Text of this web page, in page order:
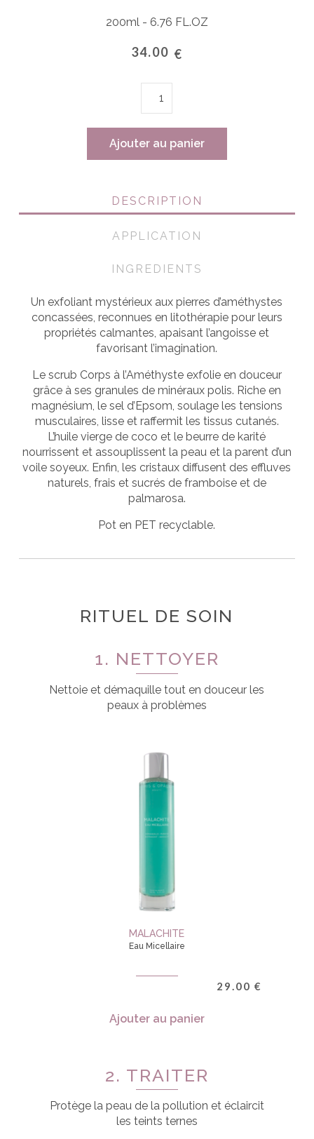
200ml - 6.76 FL.OZ
34.00 €
Ajouter au panier
DESCRIPTION
APPLICATION
INGREDIENTS
Un exfoliant mystérieux aux pierres d’améthystes
concassées, reconnues en litothérapie pour leurs
propriétés calmantes, apaisant l’angoisse et
favorisant l’imagination.
Le scrub Corps à l’Améthyste exfolie en douceur
grâce à ses granules de minéraux polis. Riche en
magnésium, le sel d’Epsom, soulage les tensions
musculaires, lisse et raffermit les tissus cutanés.
L’huile vierge de coco et le beurre de karité
nourrissent et assouplissent la peau et la parent d’un
voile soyeux. Enfin, les cristaux diffusent des effluves
naturels, frais et sucrés de framboise et de
palmarosa.
Pot en PET recyclable.
RITUEL DE SOIN
1. NETTOYER
Nettoie et démaquille tout en douceur les
peaux à problèmes
MALACHITE
Eau Micellaire
29.00 €
Ajouter au panier
2. TRAITER
Protège la peau de la pollution et éclaircit
les teints ternes